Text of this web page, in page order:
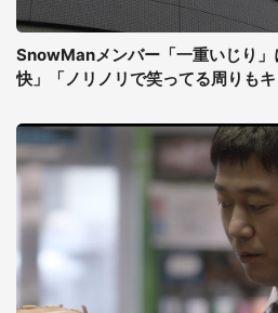
SnowManメンバー「一重いじり」
快」「ノリノリで笑ってる周りもキ